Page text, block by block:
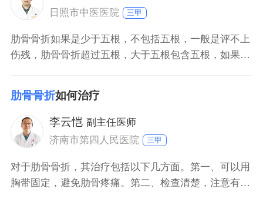
或者血气胸，可能需要手术治疗。
日照市中医医院
三甲
肋骨骨折如果是少于五根，不包括五根，一般是评不上
伤残，肋骨骨折超过五根，大于五根包含五根，如果合
的话也可能会评为九级伤残，这个评残需要根据病人的
具体情况去评具体伤残等级。
肋骨骨折如何治疗
李云恺 副主任医师
济南市第四人民医院
三甲
对于肋骨骨折，其治疗包括以下几方面。第一、可以用
胸带固定，避免肋骨疼痛。第二、检查清楚，注意有没